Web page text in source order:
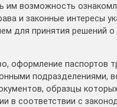
им возможность
и законные интересы
для принятия решений о
оформление паспортов
подразделениями,
образцы
в соответствии с